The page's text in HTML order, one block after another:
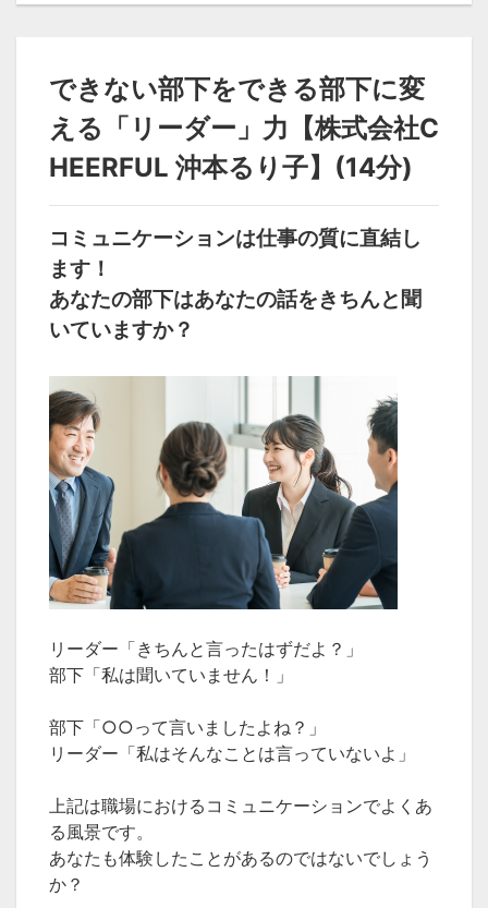
タグ
できない部下をできる部下に変
える「リーダー」力【株式会社C
HEERFUL 沖本るり子】(14分)
コミュニケーションは仕事の質に直結し
ます！
あなたの部下はあなたの話をきちんと聞
いていますか？
リーダー「きちんと言ったはずだよ？」
部下「私は聞いていません！」
部下「○○って言いましたよね？」
リーダー「私はそんなことは言っていないよ」
上記は職場におけるコミュニケーションでよくあ
る風景です。
あなたも体験したことがあるのではないでしょう
か？